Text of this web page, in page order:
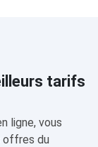
tarifs
ligne, vous
offres du